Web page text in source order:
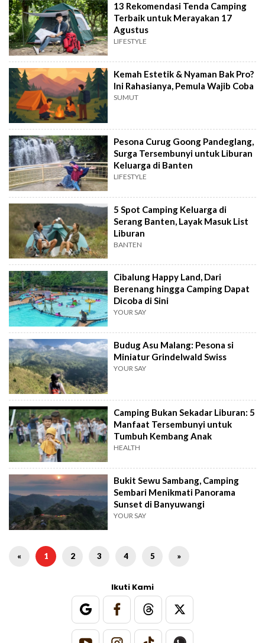
13 Rekomendasi Tenda Camping
Terbaik untuk Merayakan 17
Agustus
LIFESTYLE
Kemah Estetik & Nyaman Bak Pro?
Ini Rahasianya, Pemula Wajib Coba
SUMUT
Pesona Curug Goong Pandeglang,
Surga Tersembunyi untuk Liburan
Keluarga di Banten
LIFESTYLE
5 Spot Camping Keluarga di
Serang Banten, Layak Masuk List
Liburan
BANTEN
Cibalung Happy Land, Dari
Berenang hingga Camping Dapat
Dicoba di Sini
YOUR SAY
Budug Asu Malang: Pesona si
Miniatur Grindelwald Swiss
YOUR SAY
Camping Bukan Sekadar Liburan: 5
Manfaat Tersembunyi untuk
Tumbuh Kembang Anak
HEALTH
Bukit Sewu Sambang, Camping
Sembari Menikmati Panorama
Sunset di Banyuwangi
YOUR SAY
« 1 2 3 4 5 »
Ikuti Kami